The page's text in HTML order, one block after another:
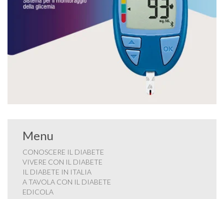
Menu
CONOSCERE IL DIABETE
VIVERE CON IL DIABETE
IL DIABETE IN ITALIA
A TAVOLA CON IL DIABETE
EDICOLA